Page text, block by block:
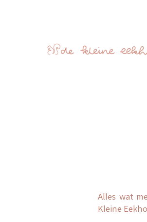
Alles wat
Kleine